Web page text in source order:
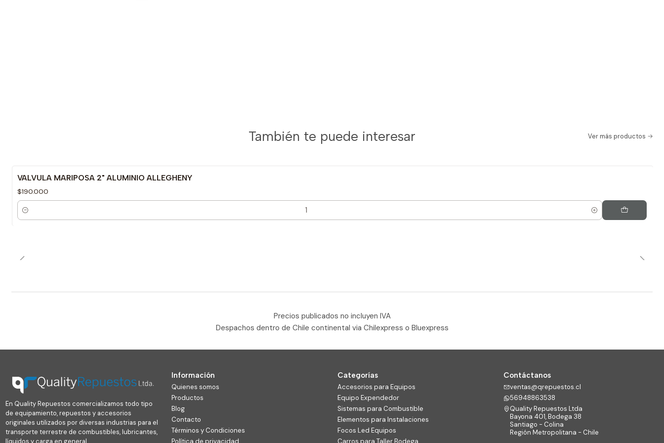
También te puede interesar Ver más productos
VALVULA MARIPOSA 2" ALUMINIO ALLEGHENY
$190.000
Cantidad
Precios publicados no incluyen IVA
Despachos dentro de Chile continental via Chilexpress o Bluexpress
En Quality Repuestos comercializamos todo tipo
de equipamiento, repuestos y accesorios
originales utilizados por diversas industrias para el
transporte terrestre de combustibles, lubricantes,
Información
Quienes somos
Productos
Blog
Contacto
Términos y Condiciones
Categorías
Accesorios para Equipos
Equipo Expendedor
Sistemas para Combustible
Elementos para Instalaciones
Focos Led Equipos
Contáctanos
ventas@qrepuestos.cl
56948863538
Quality Repuestos Ltda
Bayona 401, Bodega 38
Santiago - Colina
Región Metropolitana - Chile